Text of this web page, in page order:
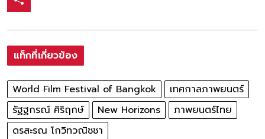
แท็กที่เกี่ยวข้อง
World Film Festival of Bangkok
เทศกาลภาพยนตร์
รัฐฐกรณ์ ศิริฤกษ์
New Horizons
ภาพยนตร์ไทย
ดรสะรณ โกวิทวณิชชา